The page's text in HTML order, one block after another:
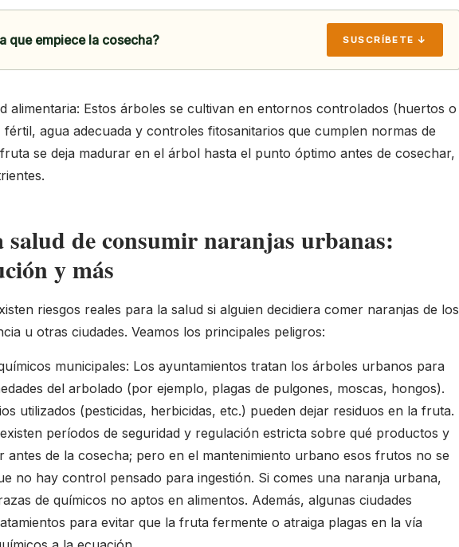
que empiece la cosecha? SUSCRÍBETE ↓
alimentaria: Estos árboles se cultivan en entornos controlados (huertos o
agua adecuada y controles fitosanitarios que cumplen normas de
se deja madurar en el árbol hasta el punto óptimo antes de cosechar,
salud de consumir naranjas urbanas:
y más
riesgos reales para la salud si alguien decidiera comer naranjas de los
u otras ciudades. Veamos los principales peligros:
municipales: Los ayuntamientos tratan los árboles urbanos para
del arbolado (por ejemplo, plagas de pulgones, moscas, hongos).
utilizados (pesticidas, herbicidas, etc.) pueden dejar residuos en la fruta.
períodos de seguridad y regulación estricta sobre qué productos y
antes de la cosecha; pero en el mantenimiento urbano esos frutos no se
no hay control pensado para ingestión. Si comes una naranja urbana,
de químicos no aptos en alimentos. Además, algunas ciudades
para evitar que la fruta fermente o atraiga plagas en la vía